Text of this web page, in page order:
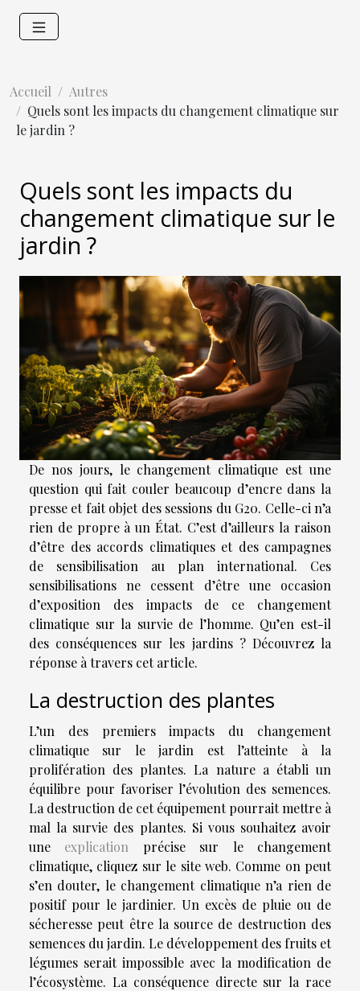
Accueil
Autres
Quels sont les impacts du changement climatique sur
le jardin ?
Quels sont les impacts du
changement climatique sur le
jardin ?
De nos jours, le changement climatique est une
question qui fait couler beaucoup d’encre dans la
presse et fait objet des sessions du G20. Celle-ci n’a
rien de propre à un État. C’est d’ailleurs la raison
d’être des accords climatiques et des campagnes
de sensibilisation au plan international. Ces
sensibilisations ne cessent d’être une occasion
d’exposition des impacts de ce changement
climatique sur la survie de l’homme. Qu’en est-il
des conséquences sur les jardins ? Découvrez la
réponse à travers cet article.
La destruction des plantes
L’un des premiers impacts du changement
climatique sur le jardin est l’atteinte à la
prolifération des plantes. La nature a établi un
équilibre pour favoriser l’évolution des semences.
La destruction de cet équipement pourrait mettre à
mal la survie des plantes. Si vous souhaitez avoir
une explication précise sur le changement
climatique, cliquez sur le site web. Comme on peut
s’en douter, le changement climatique n’a rien de
positif pour le jardinier. Un excès de pluie ou de
sécheresse peut être la source de destruction des
semences du jardin. Le développement des fruits et
légumes serait impossible avec la modification de
l’écosystème. La conséquence directe sur la race